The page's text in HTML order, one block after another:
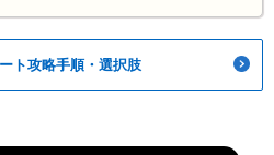
ト攻略手順・選択肢